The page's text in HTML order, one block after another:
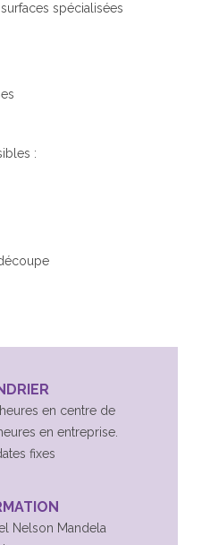
spécialisées
:
en centre de
en entreprise.
fixes
Nelson Mandela